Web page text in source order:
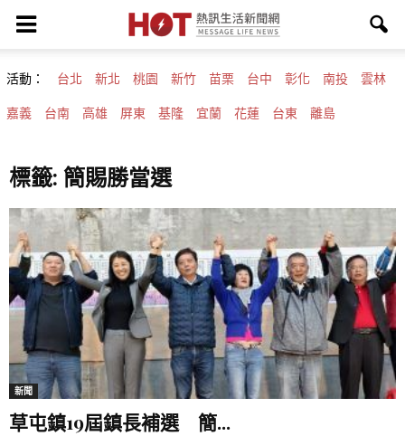
活動： 台北 新北 桃園 新竹 苗栗 台中 彰化 南投 雲林
嘉義 台南 高雄 屏東 基隆 宜蘭 花蓮 台東 離島
標籤: 簡賜勝當選
新聞
草屯鎮19屆鎮長補選 簡...